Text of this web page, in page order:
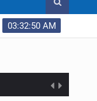
03:32:51 AM